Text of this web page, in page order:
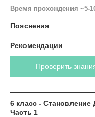
Время прохождения ~5-
Пояснения
Рекомендации
Проверить
6 класс - Становление
Часть 1